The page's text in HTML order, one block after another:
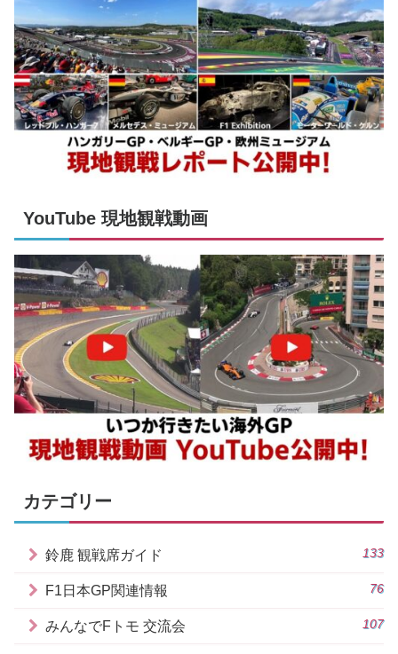
YouTube 現地観戦動画
カテゴリー
鈴鹿 観戦席ガイド 133
F1日本GP関連情報 76
みんなでFトモ 交流会 107